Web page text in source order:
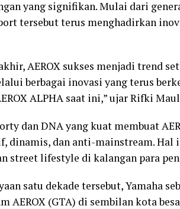
yang signifikan. Mulai dari
tersebut terus menghadirkan
AEROX sukses menjadi trend
berbagai inovasi yang terus
ALPHA saat ini,” ujar Rifki
dan DNA yang kuat membuat
dinamis, dan anti-mainstream. Hal
street lifestyle di kalangan para
satu dekade tersebut, Yamaha
AEROX (GTA) di sembilan kota